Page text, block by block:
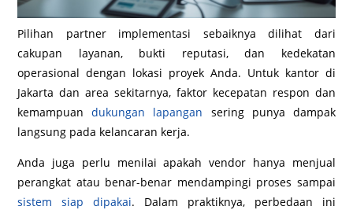
Pilihan partner implementasi sebaiknya dilihat dari
cakupan layanan, bukti reputasi, dan kedekatan
operasional dengan lokasi proyek Anda. Untuk kantor di
Jakarta dan area sekitarnya, faktor kecepatan respon dan
kemampuandukungan lapangan sering punya dampak
langsung pada kelancaran kerja.
Anda juga perlu menilai apakah vendor hanya menjual
perangkat atau benar-benar mendampingi proses sampai
sistem siap dipakai. Dalam praktiknya, perbedaan ini